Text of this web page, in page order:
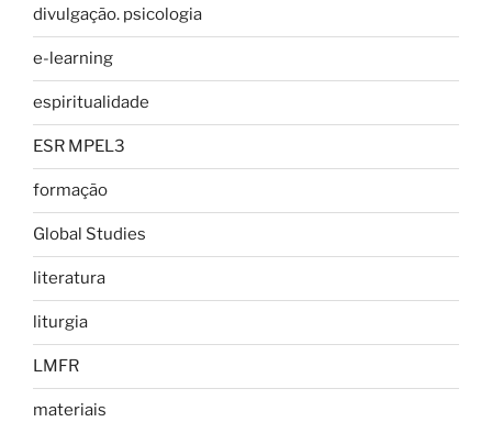
divulgação. psicologia
e-learning
espiritualidade
ESR MPEL3
formação
Global Studies
literatura
liturgia
LMFR
materiais